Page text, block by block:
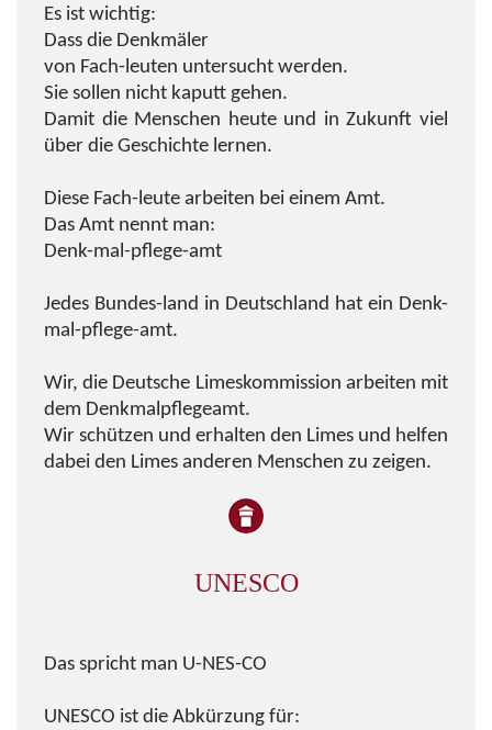
Es ist wichtig:
Dass die Denkmäler
von Fach-leuten untersucht werden.
Sie sollen nicht kaputt gehen.
Damit die Menschen heute und in Zukunft viel
über die Geschichte lernen.
Diese Fach-leute arbeiten bei einem Amt.
Das Amt nennt man:
Denk-mal-pflege-amt
Jedes Bundes-land in Deutschland hat ein Denk-
mal-pflege-amt.
Wir, die Deutsche Limeskommission arbeiten mit
dem Denkmalpflegeamt.
Wir schützen und erhalten den Limes und helfen
dabei den Limes anderen Menschen zu zeigen.
UNESCO
Das spricht man U-NES-CO
UNESCO ist die Abkürzung für: